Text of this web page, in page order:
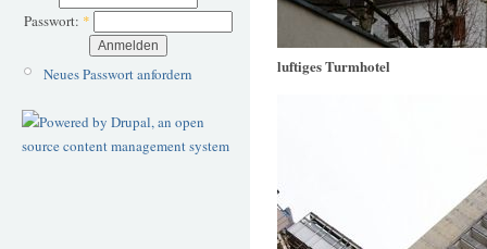
Passwort: *
Neues Passwort anfordern luftiges Turmhotel